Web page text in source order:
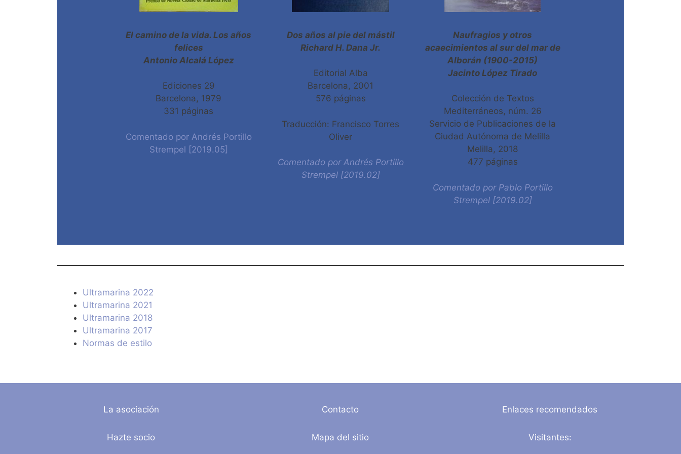
El camino de la vida. Los años
felices
Antonio Alcalá López
Ediciones 29
Barcelona, 1979
331 páginas
Comentado por Andrés Portillo
Strempel [2019.05]
Dos años al pie del mástil
Richard H. Dana Jr.
Editorial Alba
Barcelona, 2001
576 páginas
Traducción: Francisco Torres
Oliver
Comentado por Andrés Portillo
Strempel [2019.02]
Naufragios y otros
acaecimientos al sur del mar de
Alborán (1900-2015)
Jacinto López Tirado
Colección de Textos
Mediterráneos, núm. 26
Servicio de Publicaciones de la
Ciudad Autónoma de Melilla
Melilla, 2018
477 páginas
Comentado por Pablo Portillo
Strempel [2019.02]
Ultramarina 2022
Ultramarina 2021
Ultramarina 2018
Ultramarina 2017
Normas de estilo
La asociación
Hazte socio
Contacto
Mapa del sitio
Enlaces recomendados
Visitantes: